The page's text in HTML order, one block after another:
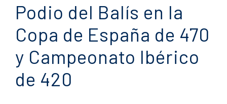
Podio del Balís en la
Copa de España de 470
y Campeonato Ibérico
de 420